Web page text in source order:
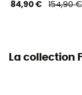
84,90 € 154,90 €
La collection